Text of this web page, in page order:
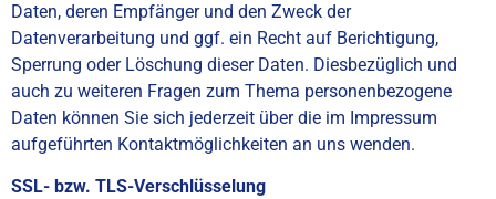
Daten, deren Empfänger und den Zweck der
Datenverarbeitung und ggf. ein Recht auf Berichtigung,
Sperrung oder Löschung dieser Daten. Diesbezüglich und
auch zu weiteren Fragen zum Thema personenbezogene
Daten können Sie sich jederzeit über die im Impressum
aufgeführten Kontaktmöglichkeiten an uns wenden.
SSL- bzw. TLS-Verschlüsselung